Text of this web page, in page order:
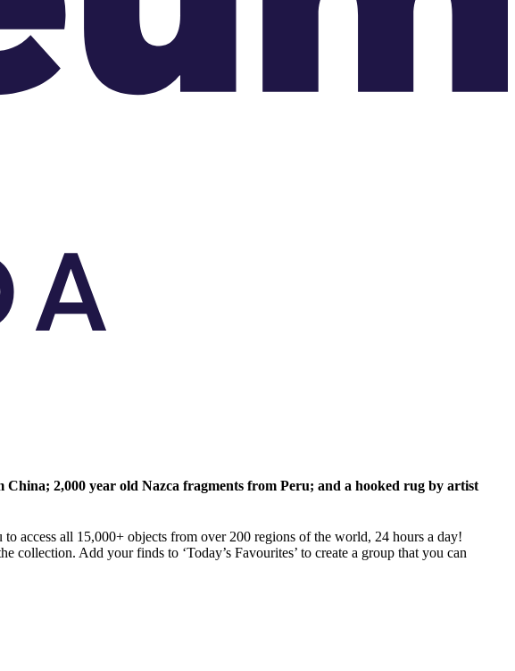
China; 2,000 year old Nazca fragments from Peru; and a hooked rug by artist
access all 15,000+ objects from over 200 regions of the world, 24 hours a day!
Add your finds to ‘Today’s Favourites’ to create a group that you can